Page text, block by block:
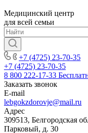
Медицинский центр
для всей семьи
+7 (4725) 23-70-35
+7 (4725) 23-70-35
8 800 222-17-33
Заказать звонок
E-mail
lebgokzdorovje@mail.ru
Адрес
309513, Белгородская
Парковый, д. 30